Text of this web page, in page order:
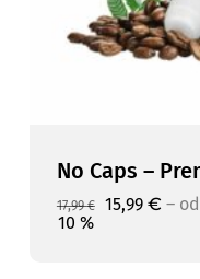
No Caps –
17,99€
Preis
15,99 € –
10 %
Preis
15,99€–